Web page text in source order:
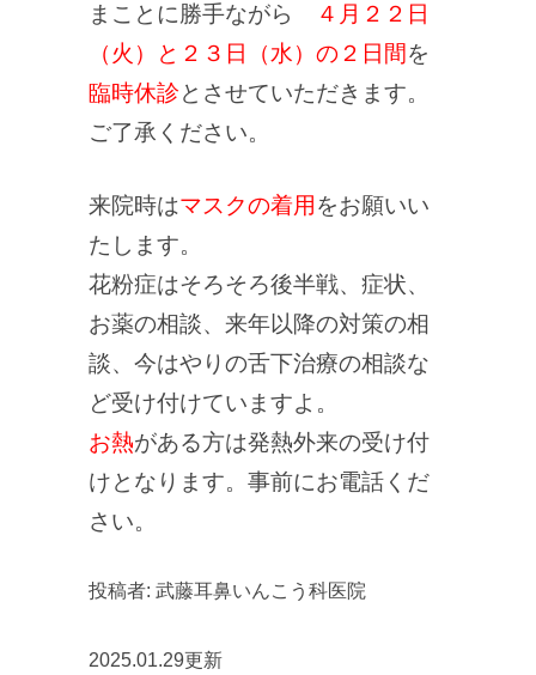
まことに勝手ながら
４月２２日
（火）と２３日（水）の２日間を
臨時休診とさせていただきます。
ご了承ください。
来院時はマスクの着用 をお願いい
たします。
花粉症はそろそろ後半戦、症状、
お薬の相談、来年以降の対策の相
談、今はやりの舌下治療の相談な
ど受け付けていますよ。
お熱がある方は発熱外来の受け付
けとなります。事前にお電話くだ
さい。
投稿者: 武藤耳鼻いんこう科医院
2025.01.29更新